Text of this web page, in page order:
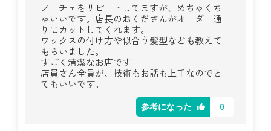
ノーチェをリピートしてますが、めちゃくち
ゃいいです。店長のおくださんがオーダー通
りにカットしてくれます。
ワックスの付け方や似合う髪型なども教えて
もらいました。
すごく清潔なお店です
店員さん全員が、技術もお話も上手なのでと
てもいいです。
参考になった 0